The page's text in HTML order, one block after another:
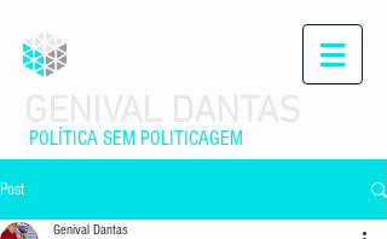
POLÍTICA SEM POLITICAGEM
Post
Genival Dantas